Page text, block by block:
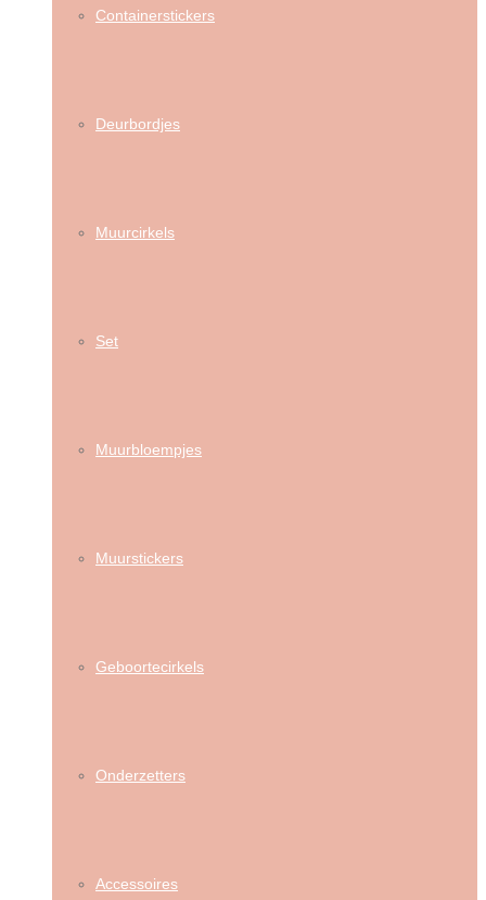
Containerstickers
Deurbordjes
Muurcirkels
Set
Muurbloempjes
Muurstickers
Geboortecirkels
Onderzetters
Accessoires